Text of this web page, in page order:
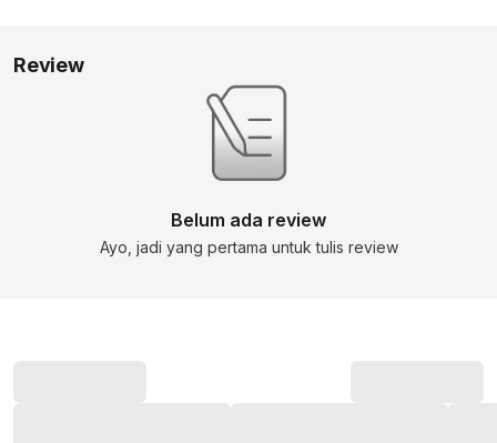
Review
Belum ada review
Ayo, jadi yang pertama untuk tulis review